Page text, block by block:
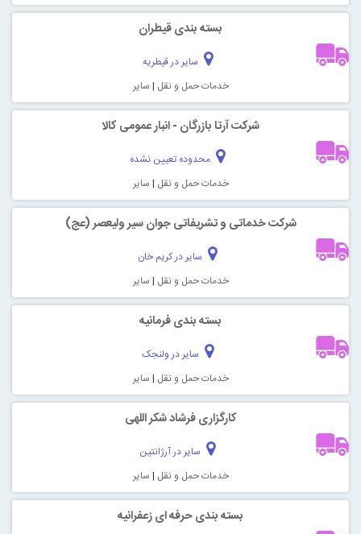
بسته بندی قیطران
سایر در قیطریه
خدمات حمل و نقل | سایر
شرکت آرتا بازرگان - انبار عمومی کالا
محدوده تعیین نشده
خدمات حمل و نقل | سایر
شرکت خدماتی و تشریفاتی جوان سیر ولیعصر (عج)
سایر در کریم خان
خدمات حمل و نقل | سایر
بسته بندی فرمانیه
سایر در ولنجک
خدمات حمل و نقل | سایر
کارگزاری فرشاد شکر اللهی
سایر در آرژانتین
خدمات حمل و نقل | سایر
بسته بندی حرفه ای زعفرانیه